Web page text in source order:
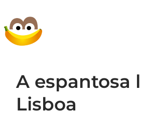
para
o
A espantosa
Lisboa